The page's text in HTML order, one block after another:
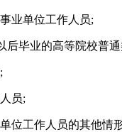
业单位工作人员;
毕业的高等院校普
员;
工作人员的其他情